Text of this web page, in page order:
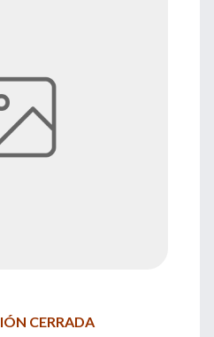
CERRADA